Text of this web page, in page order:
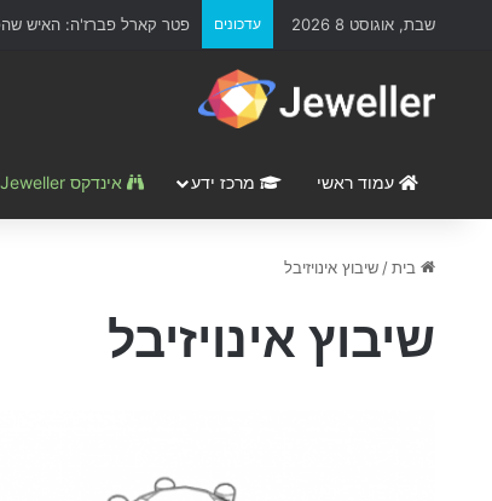
שבת, אוגוסט 8 2026 עדכונים פטר קארל פברז'ה: האיש
עמוד ראשי מרכז ידע אינדקס Jeweller
בית/ שיבוץ אינויזיבל
שיבוץ אינויזיבל